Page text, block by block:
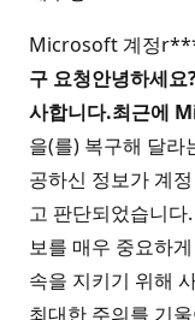
Microsoft 계정
구 요청안녕하세
사합니다.최근에
을(를) 복구해 달라
공하신 정보가 계
고 판단되었습니
보를 매우 중요하
속을 지키기 위해
최대한 주의를 기